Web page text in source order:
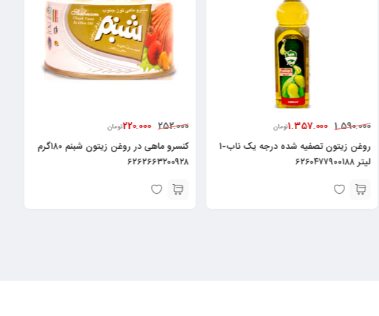
1.357.000تومان
روغن زیتون تصفیه شده درجه یک ناب-۱
220.000تومان
کنسرو ماهی در روغن زیتون شبنم ۱۸۰گرم
۶۲۶۲۶۶۳۲۰۰۹۲۸
کشک سمیه – ۶۵۰ گرم